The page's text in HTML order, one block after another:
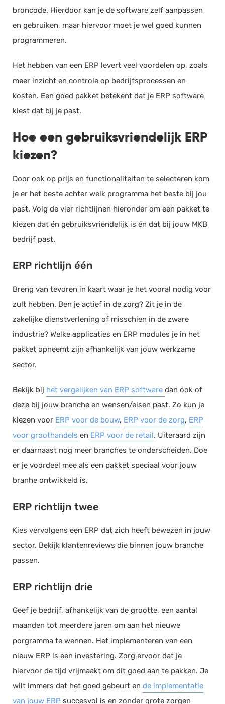
broncode. Hierdoor kan je de software zelf aanpassen
en gebruiken, maar hiervoor moet je wel goed kunnen
programmeren.
Het hebben van een ERP levert veel voordelen op, zoals
meer inzicht en controle op bedrijfsprocessen en
kosten. Een goed pakket betekent dat je ERP software
kiest dat bij je past.
Hoe een gebruiksvriendelijk ERP
kiezen?
Door ook op prijs en functionaliteiten te selecteren kom
je er het beste achter welk programma het beste bij jou
past. Volg de vier richtlijnen hieronder om een pakket te
kiezen dat én gebruiksvriendelijk is én dat bij jouw MKB
bedrijf past.
ERP richtlijn één
Breng van tevoren in kaart waar je het vooral nodig voor
zult hebben. Ben je actief in de zorg? Zit je in de
zakelijke dienstverlening of misschien in de zware
industrie? Welke applicaties en ERP modules je in het
pakket opneemt zijn afhankelijk van jouw werkzame
sector.
Bekijk bij het vergelijken van ERP software dan ook of
deze bij jouw branche en wensen/eisen past. Zo kun je
kiezen voor ERP voor de bouw, ERP voor de zorg, ERP
voor groothandels en ERP voor de retail. Uiteraard zijn
er daarnaast nog meer branches te onderscheiden. Doe
er je voordeel mee als een pakket speciaal voor jouw
branhe ontwikkeld is.
ERP richtlijn twee
Kies vervolgens een ERP dat zich heeft bewezen in jouw
sector. Bekijk klantenreviews die binnen jouw branche
passen.
ERP richtlijn drie
Geef je bedrijf, afhankelijk van de grootte, een aantal
maanden tot meerdere jaren om aan het nieuwe
porgramma te wennen. Het implementeren van een
nieuw ERP is een investering. Zorg ervoor dat je
hiervoor de tijd vrijmaakt om dit goed aan te pakken. Je
wilt immers dat het goed gebeurt en de implementatie
van jouw ERP succesvol is en zonder grote zorgen